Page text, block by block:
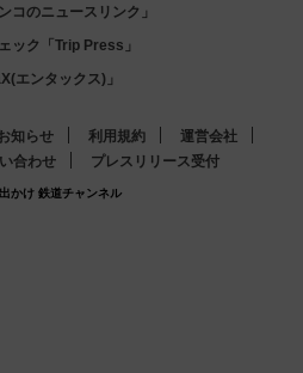
コのニュースリンク」
ック「Trip Press」
エンタックス)」
知らせ 利用規約
運営会社
合わせ プレスリリース受付
かけ 鉄道チャンネル